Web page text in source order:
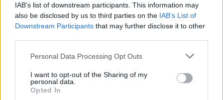
IAB’s list of downstream participants. This information may
also be disclosed by us to third parties on the IAB’s List of
Downstream Participants that may further disclose it to other
Personal Data Processing Opt Outs
I want to opt-out of the Sharing of my
personal data.
Opted In
Vérifiez la cohérence et la cohésion :Assurez-
vous que chaque partie s’enchaîne naturellement,
en évitant les répétitions ou les décalages.
Exemple détaillé de structure d’une
lettre de motivation
Voici un exemple synthétique illustrant une lettre